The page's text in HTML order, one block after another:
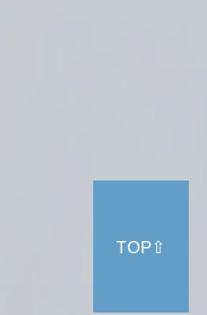
TOP⇧